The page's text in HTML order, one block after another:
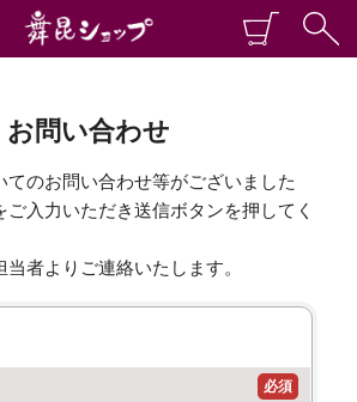
お問い合わせ
てのお問い合わせ等がございました
ご入力いただき送信ボタンを押してく
者よりご連絡いたします。
必須